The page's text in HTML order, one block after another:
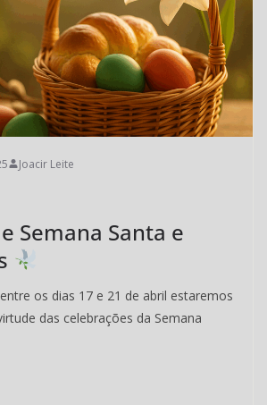
Joacir Leite
Semana Santa e
os dias 17 e 21 de abril estaremos
das celebrações da Semana